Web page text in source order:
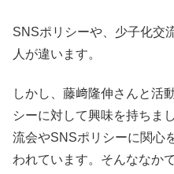
SNSポリシーや、少子化交
人が違います。
しかし、藤﨑隆伸さんと活
シーに対して興味を持ちま
流会やSNSポリシーに関心
われています。そんななか